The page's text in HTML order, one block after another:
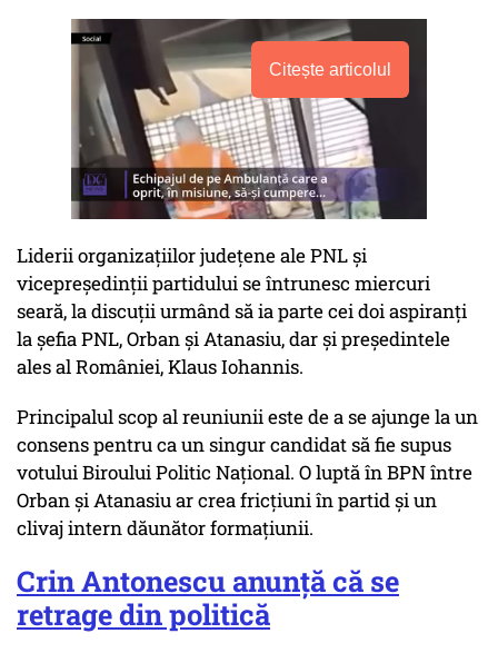
Citește articolul
Liderii organizațiilor județene ale PNL și
vicepreședinții partidului se întrunesc miercuri
seară, la discuții urmând să ia parte cei doi aspiranți
la șefia PNL, Orban și Atanasiu, dar și președintele
ales al României, Klaus Iohannis.
Principalul scop al reuniunii este de a se ajunge la un
consens pentru ca un singur candidat să fie supus
votului Biroului Politic Național. O luptă în BPN între
Orban și Atanasiu ar crea fricțiuni în partid și un
clivaj intern dăunător formațiunii.
Crin Antonescu anunță că se
retrage din politică